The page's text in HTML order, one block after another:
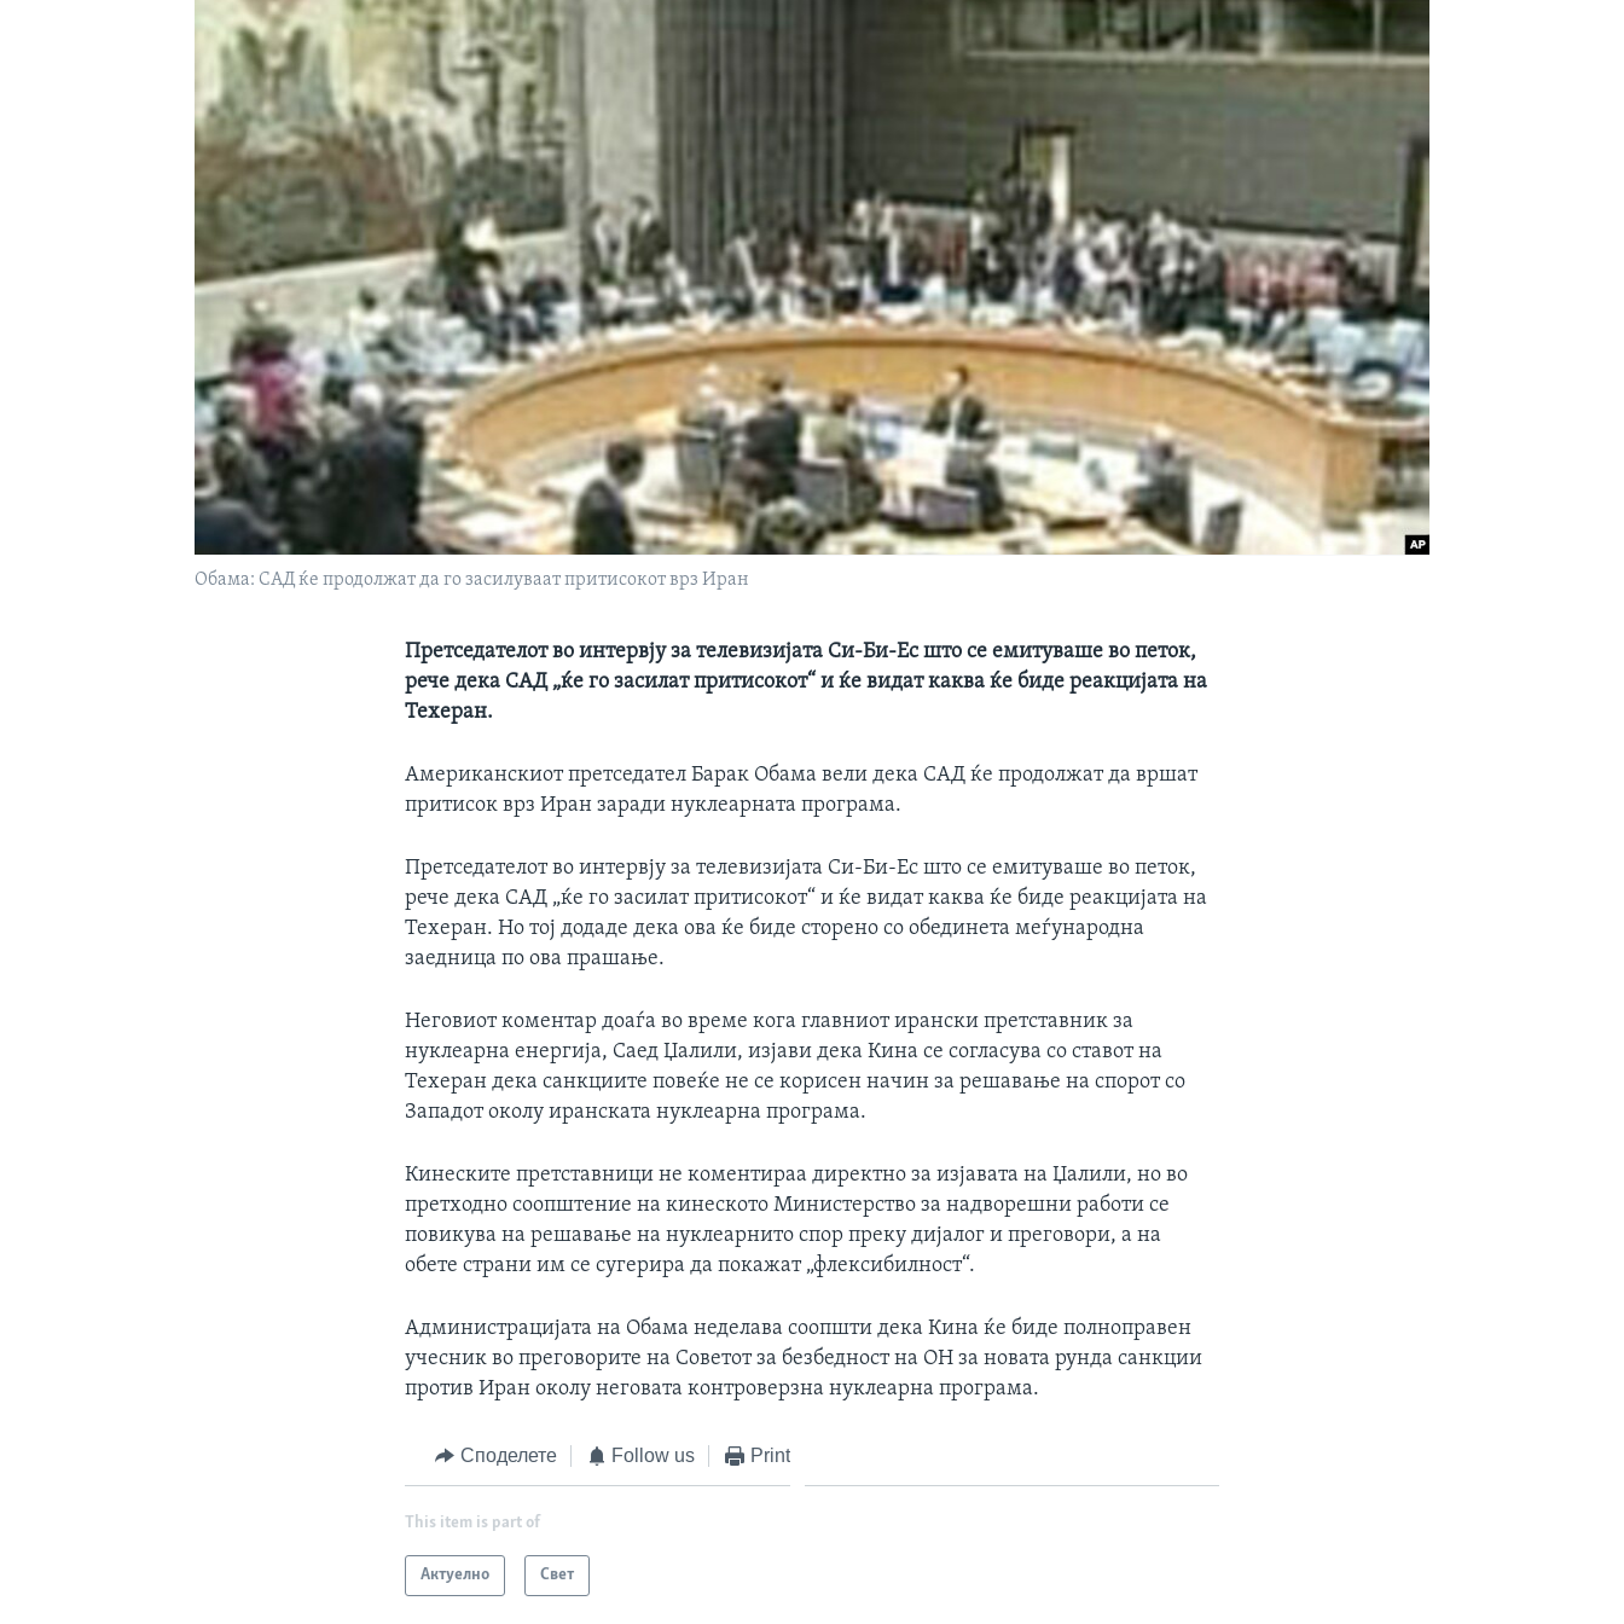
Обама: САД ќе продолжат да го засилуваат притисокот врз Иран
Претседателот во интервју за телевизијата Си-Би-Ес што се емитуваше во петок,
рече дека САД „ќе го засилат притисокот“ и ќе видат каква ќе биде реакцијата на
Техеран.
Американскиот претседател Барак Обама вели дека САД ќе продолжат да вршат
притисок врз Иран заради нуклеарната програма.
Претседателот во интервју за телевизијата Си-Би-Ес што се емитуваше во петок,
рече дека САД „ќе го засилат притисокот“ и ќе видат каква ќе биде реакцијата на
Техеран. Но тој додаде дека ова ќе биде сторено со обединета меѓународна
заедница по ова прашање.
Неговиот коментар доаѓа во време кога главниот ирански претставник за
нуклеарна енергија, Саед Џалили, изјави дека Кина се согласува со ставот на
Техеран дека санкциите повеќе не се корисен начин за решавање на спорот со
Западот околу иранската нуклеарна програма.
Кинеските претставници не коментираа директно за изјавата на Џалили, но во
претходно соопштение на кинеското Министерство за надворешни работи се
повикува на решавање на нуклеарнито спор преку дијалог и преговори, а на
обете страни им се сугерира да покажат „флексибилност“.
Администрацијата на Обама неделава соопшти дека Кина ќе биде полноправен
учесник во преговорите на Советот за безбедност на ОН за новата рунда санкции
против Иран околу неговата контроверзна нуклеарна програма.
Споделете Follow us Print
This item is part of
Актуелно Свет